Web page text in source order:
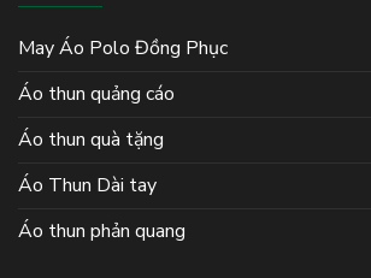
May Áo Polo Đồng Phục
Áo thun quảng cáo
Áo thun quà tặng
Áo Thun Dài tay
Áo thun phản quang